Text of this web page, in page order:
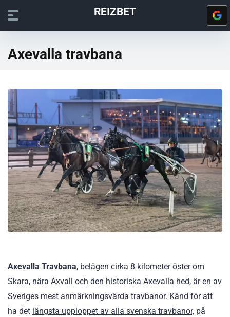
REIZBET
Axevalla travbana
Axevalla Travbana, belägen cirka 8 kilometer öster om
Skara, nära Axvall och den historiska Axevalla hed, är en av
Sveriges mest anmärkningsvärda travbanor. Känd för att
ha det längsta upploppet av alla svenska travbanor, på